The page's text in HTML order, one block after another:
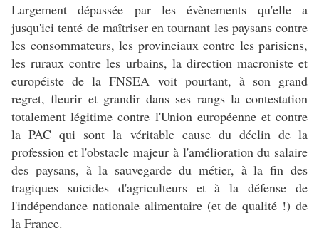
Largement dépassée par les évènements qu'elle a
jusqu'ici tenté de maîtriser en tournant les paysans contre
les consommateurs, les provinciaux contre les parisiens,
les ruraux contre les urbains, la direction macroniste et
européiste de la FNSEA voit pourtant, à son grand
regret, fleurir et grandir dans ses rangs la contestation
totalement légitime contre l'Union européenne et contre
la PAC qui sont la véritable cause du déclin de la
profession et l'obstacle majeur à l'amélioration du salaire
des paysans, à la sauvegarde du métier, à la fin des
tragiques suicides d'agriculteurs et à la défense de
l'indépendance nationale alimentaire (et de qualité !) de
la France.